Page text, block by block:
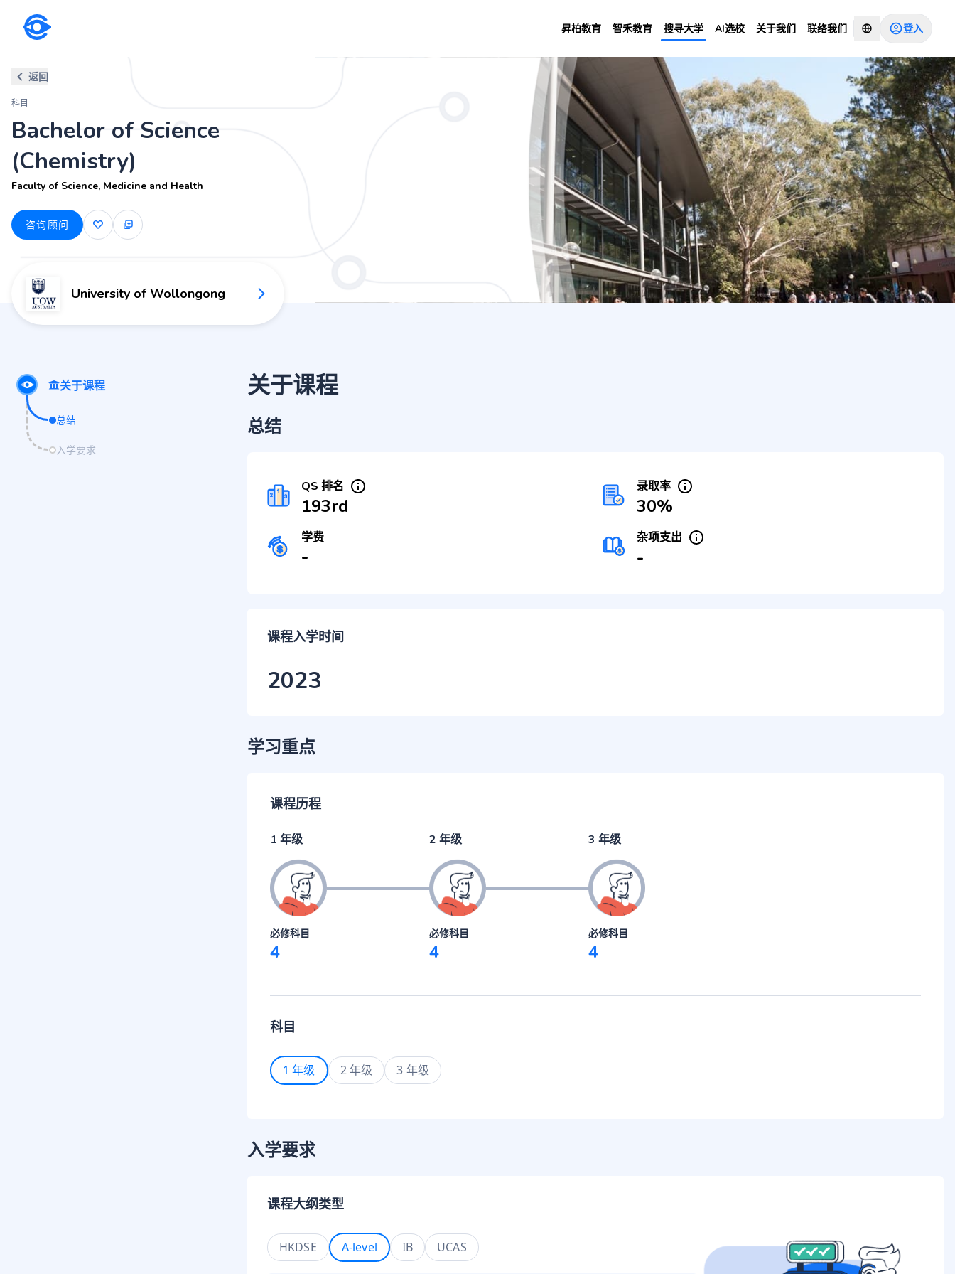
昇柏教育 智禾教育 搜寻大学 AI选校 关于我们 联络我们 登入
咨询顾问
返回
科目
Bachelor of Science
(Chemistry)
Faculty of Science, Medicine and Health
咨询顾问
University of Wollongong
关于课程
总结
入学要求
关于课程
总结
QS 排名
193rd
录取率
30%
学费
-
杂项支出
-
课程入学时间
2023
学习重点
课程历程
1 年级
必修科目
4
2 年级
必修科目
4
3 年级
必修科目
4
科目
1 年级 2 年级 3 年级
入学要求
课程大纲类型
HKDSE A-level IB UCAS